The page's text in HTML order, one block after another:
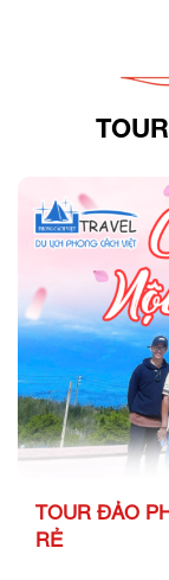
TOUR ĐẢO
RẺ